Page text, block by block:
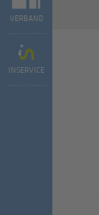
VERBAND
INSERVICE